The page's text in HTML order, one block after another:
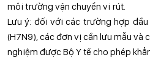
môi trường vận chuyển vi rút.
Lưu ý: đối với các trường hợp
(H7N9), các đơn vị cần lưu mẫu và
nghiệm được Bộ Y tế cho phép